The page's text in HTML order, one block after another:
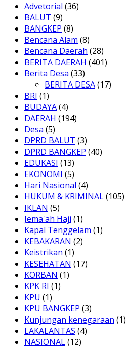
Advetorial (36)
BALUT (9)
BANGKEP (8)
Bencana Alam (8)
Bencana Daerah (28)
BERITA DAERAH (401)
Berita Desa (33)
BERITA DESA(17)
BRI (1)
BUDAYA(4)
DAERAH (194)
Desa (5)
DPRD BALUT (3)
DPRD BANGKEP (40)
EDUKASI (13)
EKONOMI (5)
Hari Nasional (4)
HUKUM & KRIMINAL(105)
IKLAN (5)
Jema'ah Haji (1)
Kapal Tenggelam (1)
KEBAKARAN (2)
Keistrikan (1)
KESEHATAN (17)
KORBAN (1)
KPK RI (1)
KPU (1)
KPU BANGKEP (3)
Kunjungan kenegaraan (1)
LAKALANTAS (4)
NASIONAL(12)